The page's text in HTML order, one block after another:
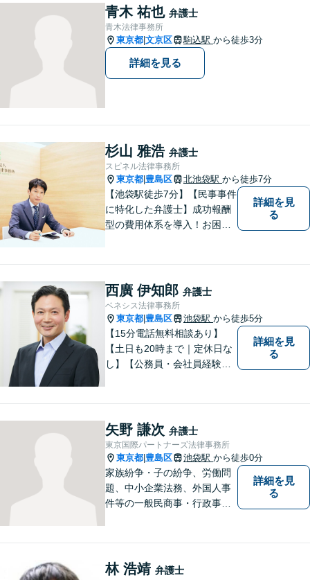
青木 祐也 弁護士
青木法律事務所
東京都 文京区 駒込駅 から徒歩3分
詳細を見る
杉山 雅浩 弁護士
スピネル法律事務所
東京都 豊島区 北池袋駅 から徒歩7分
【池袋駅徒歩7分】【民事事件
に特化した弁護士】成功報酬
型の費用体系を導入！お困り
で広く取り扱い、幅広い分野
で実績あり！【完全個室対
応】
詳細を見
る
西廣 伊知郎 弁護士
ベネシス法律事務所
東京都 豊島区 池袋駅 から徒歩5分
【15分電話無料相談あり】
【土日も20時まで｜定休日な
し】【公務員・会社員経験あ
産、離婚、労働、借金トラブ
ルならお任せください。【企
業側にも対応】【池袋駅5分】
詳細を見
る
矢野 謙次 弁護士
東京国際パートナーズ法律事務所
東京都 豊島区 池袋駅 から徒歩0分
家族紛争・子の紛争、労働問
題、中小企業法務、外国人事
件等の一般民商事・行政事件
詳細を見
る
林 浩靖 弁護士